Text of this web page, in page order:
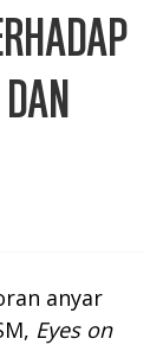
anyar
Eyes on